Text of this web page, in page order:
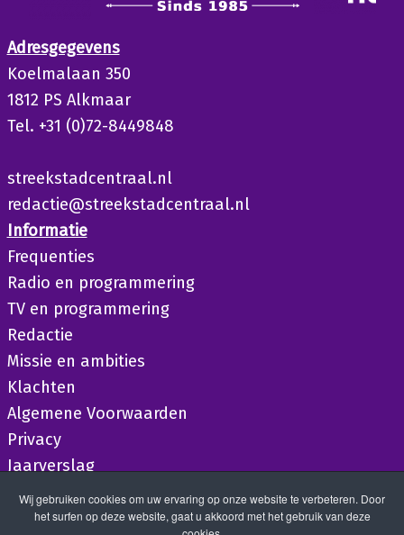
Adresgegevens
Koelmalaan 350
1812 PS Alkmaar
Tel. +31 (0)72-8449848
streekstadcentraal.nl
redactie@streekstadcentraal.nl
Informatie
Frequenties
Radio en programmering
TV en programmering
Redactie
Missie en ambities
Klachten
Algemene Voorwaarden
Privacy
Jaarverslag
Wij gebruiken cookies om uw ervaring op onze website te verbeteren. Door
het surfen op deze website, gaat u akkoord met het gebruik van deze